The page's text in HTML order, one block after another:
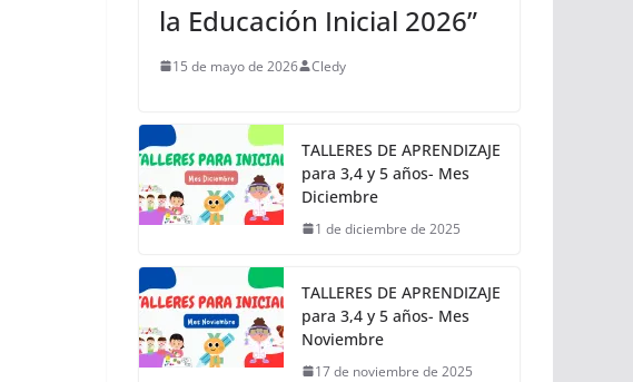
la Educación Inicial 2026”
15 de mayo de 2026 Cledy
TALLERES DE APRENDIZAJE
para 3,4 y 5 años- Mes
Diciembre
1 de diciembre de 2025
TALLERES DE APRENDIZAJE
para 3,4 y 5 años- Mes
Noviembre
17 de noviembre de 2025